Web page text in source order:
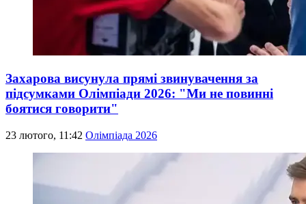
Захарова висунула прямі звинувачення за
підсумками Олімпіади 2026: "Ми не повинні
боятися говорити"
23 лютого, 11:42 Олімпіада 2026